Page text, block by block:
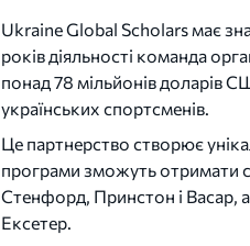
Ukraine Global Scholars має
років діяльності команда
понад 78 мільйонів доларів
українських спортсменів.
Це партнерство створює
програми зможуть отримати
Стенфорд, Принстон і Васар,
Ексетер.